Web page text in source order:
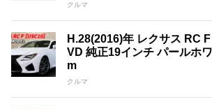
クルマ
H.28(2016)年 レクサス RC
VD 純正19インチ パールホ
m
クルマ